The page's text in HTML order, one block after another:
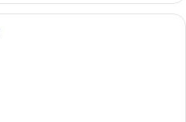
Minibar, pengeskab på værelset,